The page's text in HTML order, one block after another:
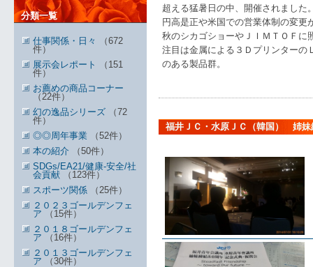
超える猛暑日の中、開催されました
円高是正や米国での営業体制の変
秋のシカゴショーやＪＩＭＴＯＦに
注目は金属による３Ｄプリンターの
のある製品群。
福井ＪＣ・水原ＪＣ（韓国） 姉妹
分類一覧
仕事関係・日々
（672
件）
展示会レポート
（151
件）
お薦めの商品コーナー
（22件）
幻の逸品シリーズ （72
件）
◎◎周年事業 （52件）
本の紹介 （50件）
SDGs/EA21/健康-安全/社
会貢献 （123件）
スポーツ関係 （25件）
２０２３ゴールデンフェ
ア （15件）
２０１８ゴールデンフェ
ア （16件）
２０１３ゴールデンフェ
ア （30件）